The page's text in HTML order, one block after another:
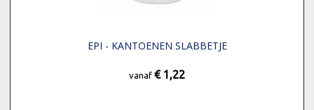
EPI - KANTOENEN SLABBETJE
vanaf € 1,22